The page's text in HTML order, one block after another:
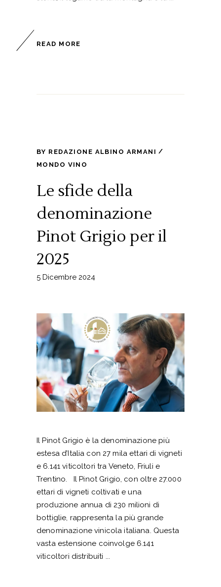
READ MORE
BY REDAZIONE ALBINO ARMANI
MONDO VINO
Le sfide della
denominazione
Pinot Grigio per il
2025
5 Dicembre 2024
Il Pinot Grigio è la denominazione più
estesa d’Italia con 27 mila ettari di vigneti
e 6.141 viticoltori tra Veneto, Friuli e
Trentino. Il Pinot Grigio, con oltre 27.000
ettari di vigneti coltivati e una
produzione annua di 230 milioni di
bottiglie, rappresenta la più grande
denominazione vinicola italiana. Questa
vasta estensione coinvolge 6.141
viticoltori distribuiti